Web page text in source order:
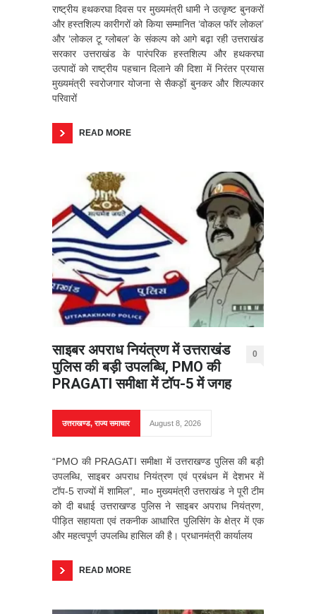
राष्ट्रीय हथकरघा दिवस पर मुख्यमंत्री धामी ने उत्कृष्ट बुनकरों
और हस्तशिल्प कारीगरों को किया सम्मानित ‘वोकल फॉर लोकल’
और ‘लोकल टू ग्लोबल’ के संकल्प को आगे बढ़ा रही उत्तराखंड
सरकार उत्तराखंड के पारंपरिक हस्तशिल्प और हथकरघा
उत्पादों को राष्ट्रीय पहचान दिलाने की दिशा में निरंतर प्रयास
मुख्यमंत्री स्वरोजगार योजना से सैकड़ों बुनकर और शिल्पकार
परिवारों
READ MORE
साइबर अपराध नियंत्रण में उत्तराखंड
पुलिस की बड़ी उपलब्धि, PMO की
PRAGATI समीक्षा में टॉप-5 में जगह
0
उत्तराखण्ड,राज्य समाचार August 8, 2026
“PMO की PRAGATI समीक्षा में उत्तराखण्ड पुलिस की बड़ी
उपलब्धि, साइबर अपराध नियंत्रण एवं प्रबंधन में देशभर में
टॉप-5 राज्यों में शामिल”, मा० मुख्यमंत्री उत्तराखंड ने पूरी टीम
को दी बधाई उत्तराखण्ड पुलिस ने साइबर अपराध नियंत्रण,
पीड़ित सहायता एवं तकनीक आधारित पुलिसिंग के क्षेत्र में एक
और महत्वपूर्ण उपलब्धि हासिल की है। प्रधानमंत्री कार्यालय
READ MORE